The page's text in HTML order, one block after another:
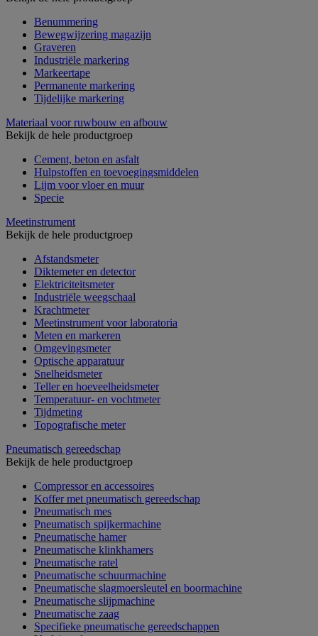
Benummering
Bewegwijzering magazijn
Graveren
Industriële markering
Markeertape
Permanente markering
Tijdelijke markering
Materiaal voor ruwbouw en afbouw
Bekijk de hele productgroep
Cement, beton en asfalt
Hulpstoffen en toevoegingsmiddelen
Lijm voor vloer en muur
Specie
Meetinstrument
Bekijk de hele productgroep
Afstandsmeter
Diktemeter en detector
Elektriciteitsmeter
Industriële weegschaal
Krachtmeter
Meetinstrument voor laboratoria
Meten en markeren
Omgevingsmeter
Optische apparatuur
Snelheidsmeter
Teller en hoeveelheidsmeter
Temperatuur- en vochtmeter
Tijdmeting
Topografische meter
Pneumatisch gereedschap
Bekijk de hele productgroep
Compressor en accessoires
Koffer met pneumatisch gereedschap
Pneumatisch mes
Pneumatisch spijkermachine
Pneumatische hamer
Pneumatische klinkhamers
Pneumatische ratel
Pneumatische schuurmachine
Pneumatische slagmoersleutel en boormachine
Pneumatische slijpmachine
Pneumatische zaag
Specifieke pneumatische gereedschappen